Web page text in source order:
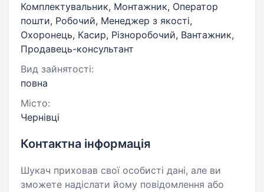
Комплектувальник, Монтажник, Оператор
пошти, Робочий, Менеджер з якості,
Охоронець, Касир, Різноробочий, Вантажник,
Продавець-консультант
Вид зайнятості:
повна
Місто:
Чернівці
Контактна інформація
Шукач приховав свої особисті дані, але ви
зможете надіслати йому повідомлення або